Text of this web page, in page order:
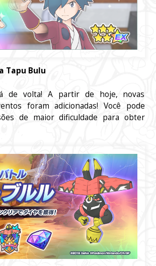
Tapu Bulu
de volta! A partir de hoje, novas
foram adicionadas! Você pode
de maior dificuldade para obter